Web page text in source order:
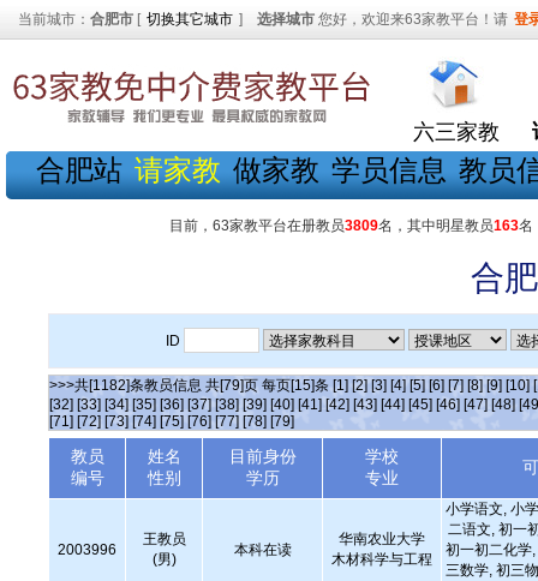
当前城市： 合肥市 [ 切换其它城市 ] 选择城市 您好，欢迎来63家教平台！请 登
六三家教
合肥站 请家教 做家教 学员信息 教员
目前，63家教平台在册教员3809名，其中明星教员163名
合
ID
>>>共[1182]条教员信息 共[79]页 每页[15]条 [1] [2] [3] [4] [5] [6] [7] [8] [9] [10]
[32] [33] [34] [35] [36] [37] [38] [39] [40] [41] [42] [43] [44] [45] [46] [47] [48]
[71] [72] [73] [74] [75] [76] [77] [78] [79]
教员
编号
姓名
性别
目前身份
学历
学校
专业
2003996
王教员
(男)
本科在读
华南农业大学
木材科学与工程
小学语文, 小
二语文, 初一
初一初二化学
三数学, 初三